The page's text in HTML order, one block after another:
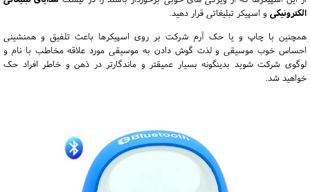
الکترونیکی و اسپیکر تبلیغاتی قرار دهید.
همچنین با چاپ و یا حک آرم شرکت بر روی اسپیکرها باعث تلفیق و همنشینی
احساس خوب موسیقی و لذت گوش دادن به موسیقی مورد علاقه مخاطب با نام و
لوگوی شرکت شوید بدینگونه بسیار عمیقتر و ماندگارتر در ذهن و خاطر افراد حک
خواهید شد.